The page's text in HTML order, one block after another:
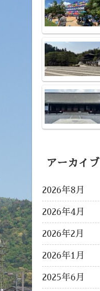
アーカイブ
2026年8月
2026年4月
2026年2月
2026年1月
2025年6月